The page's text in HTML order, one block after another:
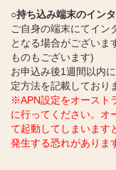
○持ち込み端末のイン
ご自身の端末にてイン
となる場合がございま
ものもございます)
お申込み後1週間以内
定方法を記載しており
※APN設定をオースト
に行ってください。オ
て起動してしまいます
発生する恐れがありま